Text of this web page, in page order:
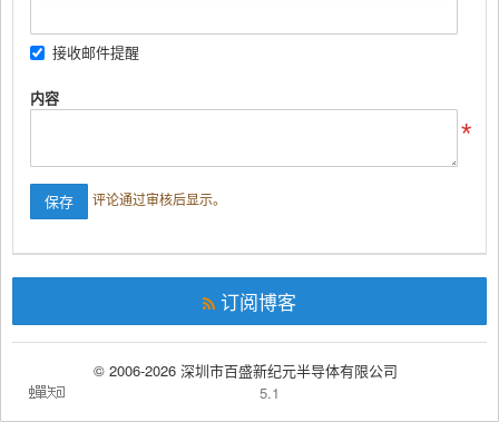
接收邮件提醒
内容
评论通过审核后显示。
订阅博客
© 2006-2026 深圳市百盛新纪元半导体有限公司
5.1